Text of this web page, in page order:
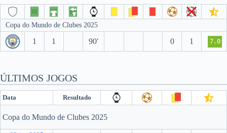
Copa do Mundo de Clubes 2025
1 1 90′ 0 1 7.0
ÚLTIMOS JOGOS
Data Resultado
Copa do Mundo de Clubes 2025